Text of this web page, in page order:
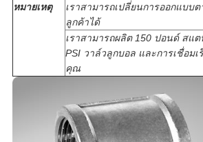
หมายเหตุ
เราสามารถเปลี่ยนการออกแบบ
ลูกค้าได้
เราสามารถผลิต 150 ปอนด์ สแต
PSI วาล์วลูกบอล และการเชื่อมเ
คุณ